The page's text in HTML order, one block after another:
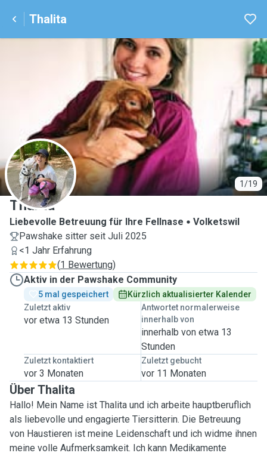
Thalita
1/19
T
Thalita
Liebevolle Betreuung für Ihre Fellnase
Volketswil
Pawshake sitter seit Juli 2025
<1 Jahr Erfahrung
(1 Bewertung)
Aktiv in der Pawshake Community
5 mal gespeichert
Kürzlich aktualisierter Kalender
Zuletzt aktiv
vor etwa 13 Stunden
Antwortet normalerweise
innerhalb von
innerhalb von etwa 13
Stunden
Zuletzt kontaktiert
vor 3 Monaten
Zuletzt gebucht
vor 11 Monaten
Über Thalita
Hallo! Mein Name ist Thalita und ich arbeite hauptberuflich
als liebevolle und engagierte Tiersitterin. Die Betreuung
von Haustieren ist meine Leidenschaft und ich widme ihnen
meine volle Aufmerksamkeit. Ich kann Medikamente